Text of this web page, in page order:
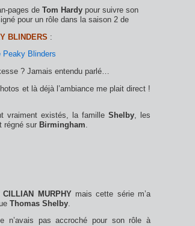
pages deTom Hardypour suivre son
pour un rôle dans la saison 2 de
BLINDERS :
? Jamais entendu parlé…
et là déjà l’ambiance me plait direct !
vraiment existés, la famille Shelby, les
régné sur Birmingham.
CILLIAN MURPHYmais cette série m’a
Thomas Shelby
n’avais pas accroché pour son rôle à